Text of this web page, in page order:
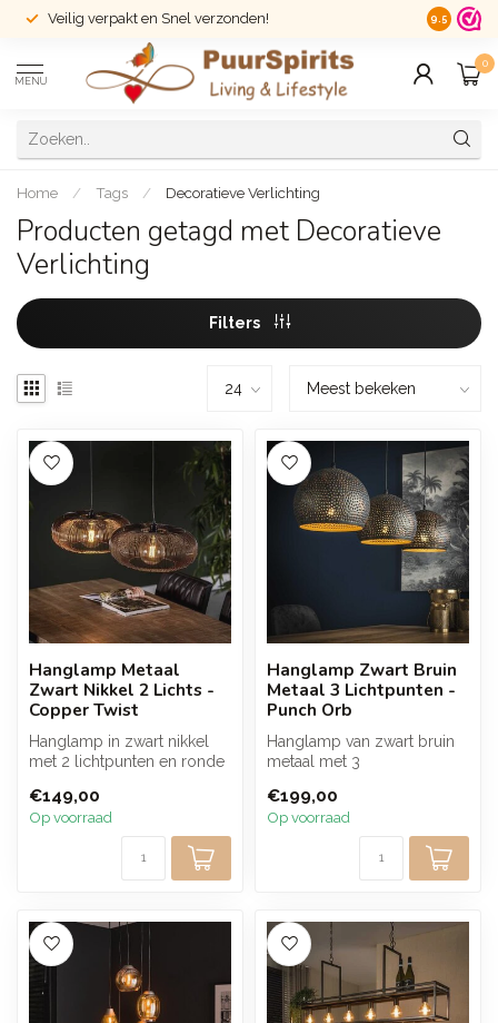
Veilig verpakt en Snel verzonden! 14 dagen
9.5
MENU
0
Home / Tags / Decoratieve Verlichting
Producten getagd met Decoratieve
Verlichting
Filters
Hanglamp Metaal
Zwart Nikkel 2 Lichts -
Copper Twist
Hanglamp in zwart nikkel
met 2 lichtpunten en ronde
diskvorm. ...
€149,00
Op voorraad
Hanglamp Zwart Bruin
Metaal 3 Lichtpunten -
Punch Orb
Hanglamp van zwart bruin
metaal met 3
zorgen voor een w...
€199,00
Op voorraad